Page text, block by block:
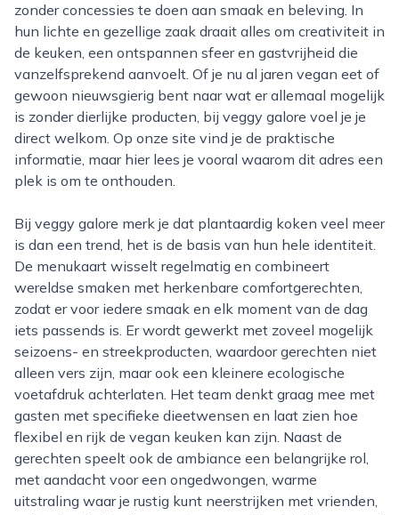
zonder concessies te doen aan smaak en beleving. In
hun lichte en gezellige zaak draait alles om creativiteit in
de keuken, een ontspannen sfeer en gastvrijheid die
vanzelfsprekend aanvoelt. Of je nu al jaren vegan eet of
gewoon nieuwsgierig bent naar wat er allemaal mogelijk
is zonder dierlijke producten, bij veggy galore voel je je
direct welkom. Op onze site vind je de praktische
informatie, maar hier lees je vooral waarom dit adres een
plek is om te onthouden.
Bij veggy galore merk je dat plantaardig koken veel meer
is dan een trend, het is de basis van hun hele identiteit.
De menukaart wisselt regelmatig en combineert
wereldse smaken met herkenbare comfortgerechten,
zodat er voor iedere smaak en elk moment van de dag
iets passends is. Er wordt gewerkt met zoveel mogelijk
seizoens- en streekproducten, waardoor gerechten niet
alleen vers zijn, maar ook een kleinere ecologische
voetafdruk achterlaten. Het team denkt graag mee met
gasten met specifieke dieetwensen en laat zien hoe
flexibel en rijk de vegan keuken kan zijn. Naast de
gerechten speelt ook de ambiance een belangrijke rol,
met aandacht voor een ongedwongen, warme
uitstraling waar je rustig kunt neerstrijken met vrienden,